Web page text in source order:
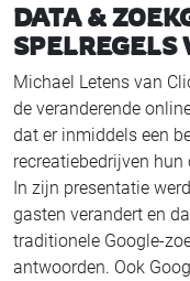
DATA &
SPELREGELS
Michael Letens van
de veranderende
dat er inmiddels een
recreatiebedrijven
In zijn presentatie
gasten verandert en
traditionele Google-
antwoorden. Ook